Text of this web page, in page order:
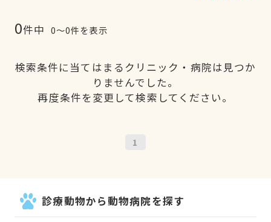
0件中 0〜0件を表示
検索条件に当てはまるクリニック・病院は見つか
りませんでした。
再度条件を変更して検索してください。
1
診療動物から動物病院を探す